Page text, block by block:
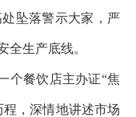
坠落警示大家，严
全生产底线。
个餐饮店主办证“焦
程，深情地讲述市场